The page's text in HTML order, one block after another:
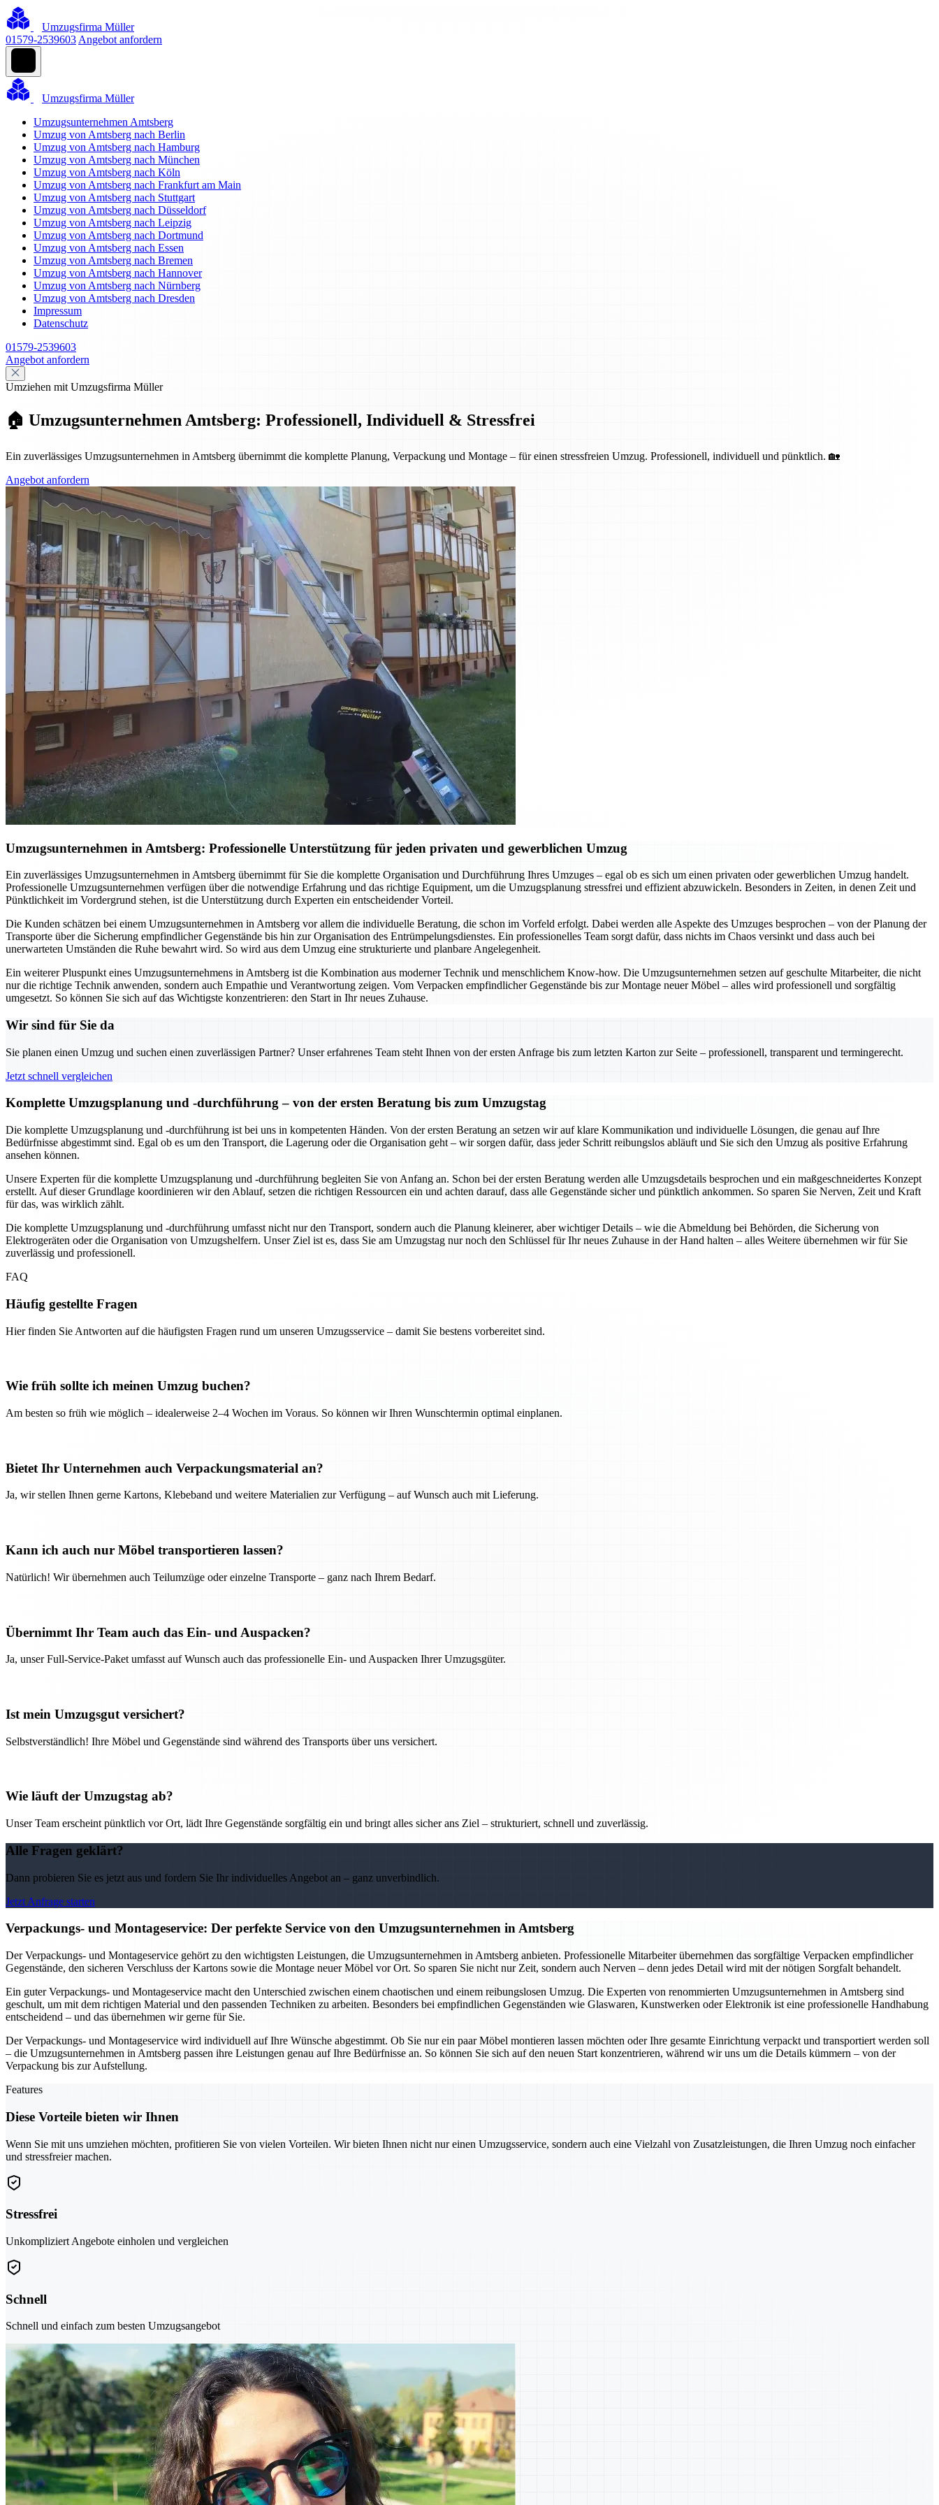
Umzugsfirma Müller
01579-2539603 Angebot anfordern
Umzugsfirma Müller
Umzugsunternehmen Amtsberg
Umzug von Amtsberg nach Berlin
Umzug von Amtsberg nach Hamburg
Umzug von Amtsberg nach München
Umzug von Amtsberg nach Köln
Umzug von Amtsberg nach Frankfurt am Main
Umzug von Amtsberg nach Stuttgart
Umzug von Amtsberg nach Düsseldorf
Umzug von Amtsberg nach Leipzig
Umzug von Amtsberg nach Dortmund
Umzug von Amtsberg nach Essen
Umzug von Amtsberg nach Bremen
Umzug von Amtsberg nach Hannover
Umzug von Amtsberg nach Nürnberg
Umzug von Amtsberg nach Dresden
Impressum
Datenschutz
01579-2539603
Angebot anfordern
Umziehen mit Umzugsfirma Müller
🏠 Umzugsunternehmen Amtsberg: Professionell, Individuell & Stressfrei
Ein zuverlässiges Umzugsunternehmen in Amtsberg übernimmt die komplette Planung, Verpackung und Montage – für einen stressfreien Umzug. Professionell, individuell und pünktlich. 🏡
Angebot anfordern
Umzugsunternehmen in Amtsberg: Professionelle Unterstützung für jeden privaten und gewerblichen Umzug
Ein zuverlässiges Umzugsunternehmen in Amtsberg übernimmt für Sie die komplette Organisation und Durchführung Ihres Umzuges – egal ob es sich um einen privaten oder gewerblichen Umzug handelt.
Professionelle Umzugsunternehmen verfügen über die notwendige Erfahrung und das richtige Equipment, um die Umzugsplanung stressfrei und effizient abzuwickeln. Besonders in Zeiten, in denen Zeit und
Pünktlichkeit im Vordergrund stehen, ist die Unterstützung durch Experten ein entscheidender Vorteil.
Die Kunden schätzen bei einem Umzugsunternehmen in Amtsberg vor allem die individuelle Beratung, die schon im Vorfeld erfolgt. Dabei werden alle Aspekte des Umzuges besprochen – von der Planung der
Transporte über die Sicherung empfindlicher Gegenstände bis hin zur Organisation des Entrümpelungsdienstes. Ein professionelles Team sorgt dafür, dass nichts im Chaos versinkt und dass auch bei
unerwarteten Umständen die Ruhe bewahrt wird. So wird aus dem Umzug eine strukturierte und planbare Angelegenheit.
Ein weiterer Pluspunkt eines Umzugsunternehmens in Amtsberg ist die Kombination aus moderner Technik und menschlichem Know-how. Die Umzugsunternehmen setzen auf geschulte Mitarbeiter, die nicht
nur die richtige Technik anwenden, sondern auch Empathie und Verantwortung zeigen. Vom Verpacken empfindlicher Gegenstände bis zur Montage neuer Möbel – alles wird professionell und sorgfältig
umgesetzt. So können Sie sich auf das Wichtigste konzentrieren: den Start in Ihr neues Zuhause.
Wir sind für Sie da
Sie planen einen Umzug und suchen einen zuverlässigen Partner? Unser erfahrenes Team steht Ihnen von der ersten Anfrage bis zum letzten Karton zur Seite – professionell, transparent und termingerecht.
Jetzt schnell vergleichen
Komplette Umzugsplanung und -durchführung – von der ersten Beratung bis zum Umzugstag
Die komplette Umzugsplanung und -durchführung ist bei uns in kompetenten Händen. Von der ersten Beratung an setzen wir auf klare Kommunikation und individuelle Lösungen, die genau auf Ihre
Bedürfnisse abgestimmt sind. Egal ob es um den Transport, die Lagerung oder die Organisation geht – wir sorgen dafür, dass jeder Schritt reibungslos abläuft und Sie sich den Umzug als positive Erfahrung
ansehen können.
Unsere Experten für die komplette Umzugsplanung und -durchführung begleiten Sie von Anfang an. Schon bei der ersten Beratung werden alle Umzugsdetails besprochen und ein maßgeschneidertes Konzept
erstellt. Auf dieser Grundlage koordinieren wir den Ablauf, setzen die richtigen Ressourcen ein und achten darauf, dass alle Gegenstände sicher und pünktlich ankommen. So sparen Sie Nerven, Zeit und Kraft
für das, was wirklich zählt.
Die komplette Umzugsplanung und -durchführung umfasst nicht nur den Transport, sondern auch die Planung kleinerer, aber wichtiger Details – wie die Abmeldung bei Behörden, die Sicherung von
Elektrogeräten oder die Organisation von Umzugshelfern. Unser Ziel ist es, dass Sie am Umzugstag nur noch den Schlüssel für Ihr neues Zuhause in der Hand halten – alles Weitere übernehmen wir für Sie
zuverlässig und professionell.
FAQ
Häufig gestellte Fragen
Hier finden Sie Antworten auf die häufigsten Fragen rund um unseren Umzugsservice – damit Sie bestens vorbereitet sind.
Wie früh sollte ich meinen Umzug buchen?
Am besten so früh wie möglich – idealerweise 2–4 Wochen im Voraus. So können wir Ihren Wunschtermin optimal einplanen.
Bietet Ihr Unternehmen auch Verpackungsmaterial an?
Ja, wir stellen Ihnen gerne Kartons, Klebeband und weitere Materialien zur Verfügung – auf Wunsch auch mit Lieferung.
Kann ich auch nur Möbel transportieren lassen?
Natürlich! Wir übernehmen auch Teilumzüge oder einzelne Transporte – ganz nach Ihrem Bedarf.
Übernimmt Ihr Team auch das Ein- und Auspacken?
Ja, unser Full-Service-Paket umfasst auf Wunsch auch das professionelle Ein- und Auspacken Ihrer Umzugsgüter.
Ist mein Umzugsgut versichert?
Selbstverständlich! Ihre Möbel und Gegenstände sind während des Transports über uns versichert.
Wie läuft der Umzugstag ab?
Unser Team erscheint pünktlich vor Ort, lädt Ihre Gegenstände sorgfältig ein und bringt alles sicher ans Ziel – strukturiert, schnell und zuverlässig.
Alle Fragen geklärt?
Dann probieren Sie es jetzt aus und fordern Sie Ihr individuelles Angebot an – ganz unverbindlich.
Jetzt Anfrage starten
Verpackungs- und Montageservice: Der perfekte Service von den Umzugsunternehmen in Amtsberg
Der Verpackungs- und Montageservice gehört zu den wichtigsten Leistungen, die Umzugsunternehmen in Amtsberg anbieten. Professionelle Mitarbeiter übernehmen das sorgfältige Verpacken empfindlicher
Gegenstände, den sicheren Verschluss der Kartons sowie die Montage neuer Möbel vor Ort. So sparen Sie nicht nur Zeit, sondern auch Nerven – denn jedes Detail wird mit der nötigen Sorgfalt behandelt.
Ein guter Verpackungs- und Montageservice macht den Unterschied zwischen einem chaotischen und einem reibungslosen Umzug. Die Experten von renommierten Umzugsunternehmen in Amtsberg sind
geschult, um mit dem richtigen Material und den passenden Techniken zu arbeiten. Besonders bei empfindlichen Gegenständen wie Glaswaren, Kunstwerken oder Elektronik ist eine professionelle Handhabung
entscheidend – und das übernehmen wir gerne für Sie.
Der Verpackungs- und Montageservice wird individuell auf Ihre Wünsche abgestimmt. Ob Sie nur ein paar Möbel montieren lassen möchten oder Ihre gesamte Einrichtung verpackt und transportiert werden soll
– die Umzugsunternehmen in Amtsberg passen ihre Leistungen genau auf Ihre Bedürfnisse an. So können Sie sich auf den neuen Start konzentrieren, während wir uns um die Details kümmern – von der
Verpackung bis zur Aufstellung.
Features
Diese Vorteile bieten wir Ihnen
Wenn Sie mit uns umziehen möchten, profitieren Sie von vielen Vorteilen. Wir bieten Ihnen nicht nur einen Umzugsservice, sondern auch eine Vielzahl von Zusatzleistungen, die Ihren Umzug noch einfacher
und stressfreier machen.
Stressfrei
Unkompliziert Angebote einholen und vergleichen
Schnell
Schnell und einfach zum besten Umzugsangebot